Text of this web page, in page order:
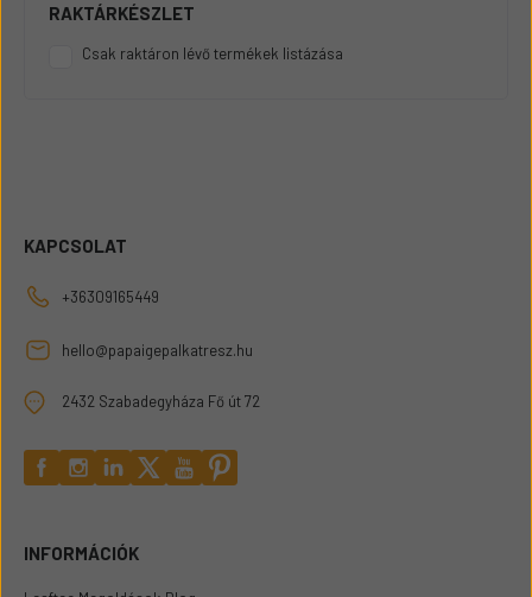
RAKTÁRKÉSZLET
Csak raktáron lévő termékek listázása
KAPCSOLAT
+36309165449
hello@papaigepalkatresz.hu
2432 Szabadegyháza Fő út 72
INFORMÁCIÓK